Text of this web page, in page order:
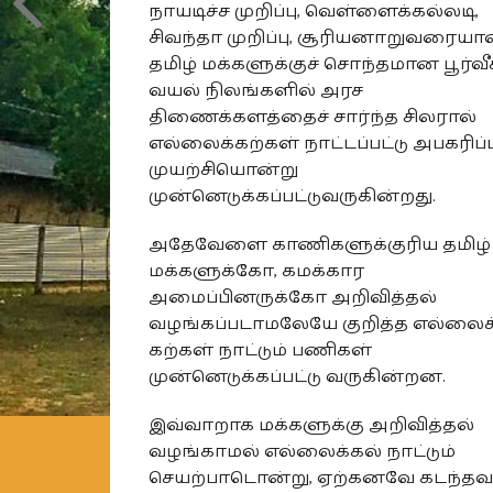
நாயடிச்ச முறிப்பு, வெள்ளைக்கல்லடி,
சிவந்தா முறிப்பு,
தமிழ் மக்களுக்குச் சொந்தமான
வயல் நிலங்களில் அரச
திணைக்களத்தைச் சார்ந்த சிலரால்
எல்லைக்கற்கள் நாட்டப்பட்டு
முயற்சியொன்று
முன்னெடுக்கப்பட்டுவருகின்றது.
அதேவேளை காணிகளுக்குரிய தமிழ்
மக்களுக்கோ, கமக்கார
அமைப்பினருக்கோ அறிவித்தல்
வழங்கப்படாமலேயே குறித்த
கற்கள் நாட்டும் பணிகள்
முன்னெடுக்கப்பட்டு வருகின்றன.
இவ்வாறாக மக்களுக்கு அறிவித்தல்
வழங்காமல் எல்லைக்கல் நாட்டும்
செயற்பாடொன்று, ஏற்கனவே